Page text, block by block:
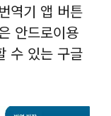
역기 앱 버튼
안드로이용
수 있는 구글